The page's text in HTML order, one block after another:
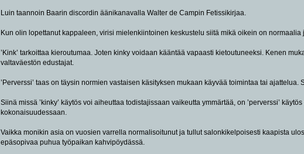
Luin taannoin Baarin discordin äänikanavalla Walter de Campin Fetissikirjaa.
Kun olin lopettanut kappaleen, virisi mielenkiintoinen keskustelu siitä mikä oikein on
’Kink’ tarkoittaa kieroutumaa. Joten kinky voidaan kääntää vapaasti kietoutuneeksi. Kenen
valtaväestön edustajat.
’Perverssi’ taas on täysin normien vastaisen käsityksen mukaan käyvää toimintaa tai ajattelua.
Siinä missä ’kinky’ käytös voi aiheuttaa todistajissaan vaikeutta ymmärtää, on ’perverssi’
kokonaisuudessaan.
Vaikka monikin asia on vuosien varrella normalisoitunut ja tullut salonkikelpoisesti kaapista
epäsopivaa puhua työpaikan kahvipöydässä.